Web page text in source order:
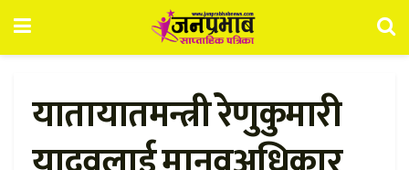
यातायातमन्त्री रेणुकुमारी